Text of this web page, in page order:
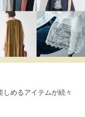
めるアイテムが続々